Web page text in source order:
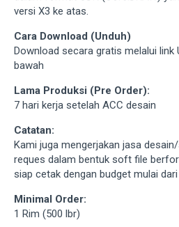
versi X3 ke atas.
Cara Download (Unduh)
Download secara gratis melalui link
bawah
Lama Produksi (Pre Order):
7 hari kerja setelah ACC desain
Catatan:
Kami juga mengerjakan jasa
reques dalam bentuk soft file
siap cetak dengan budget mulai
Minimal Order:
1 Rim (500 lbr)